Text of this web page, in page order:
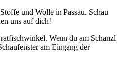
und Wolle in Passau. Schau
uns auf dich!
Wenn du am Schanzl
am Eingang der